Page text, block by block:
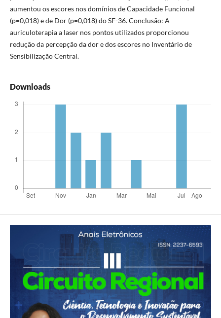
aumentou os escores nos domínios de Capacidade Funcional
(p=0,018) e de Dor (p=0,018) do SF-36. Conclusão: A
auriculoterapia a laser nos pontos utilizados proporcionou
redução da percepção da dor e dos escores no Inventário de
Sensibilização Central.
Downloads